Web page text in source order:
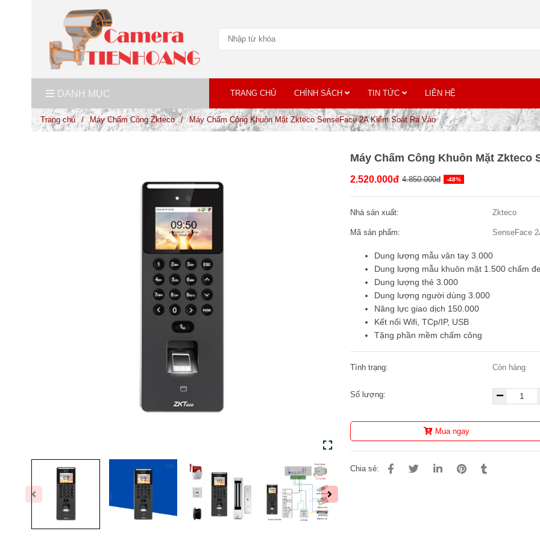
DANH MỤC TRANG CHỦ CHÍNH SÁCH TIN TỨC LIÊN HỆ
Trang chủ / Máy Chấm Công Zkteco / Máy Chấm Công Khuôn Mặt Zkteco SenseFace 2A Kiểm Soát Ra Vào
Máy Chấm Công Khuôn Mặt Zkteco
2.520.000đ 4.850.000đ -48%
Nhà sản xuất: Zkteco
Mã sản phẩm: SenseFace
Dung lượng mẫu vân tay 3.000
Dung lượng mẫu khuôn mặt 1.500 chấm
Dung lượng thẻ 3.000
Dung lượng người dùng 3.000
Năng lực giao dịch 150.000
Kết nối Wifi, TCp/IP, USB
Tặng phần mềm chấm công
Tình trạng: Còn hàng
Số lượng:
Mua ngay
Chia sẻ: